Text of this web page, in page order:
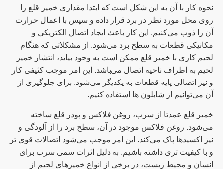
نحوه کار با آن به این شکل است که ابتدا مقداری خمیر قلع را
روی محل مورد نظر در برد قرار داده و سپس با اعمال حرارت
آن را ذوب می‌کنیم. این کار باعث ایجاد اتصال الکتریکی و
مکانیکی قطعات به سطح برد می‌شود. از مشکلاتی که هنگام
لحیم کاری با خمیر قلع ممکن است به وجود بیاید، انتشار خمیر
لحیم به اطراف ناحیه اتصال می‌باشد. این امر موجب کثیفی کار
و نیز اتصالی پایه قطعات به یکدیگر می‌شود. برای جلوگیری از
آن می‌توانیم از شابلون ها استفاده کنیم.
خمیر قلع عمدتا از سرب، روغن فلاکس و پودر قلع ساخته
می‌شود. روغن فلاکس موجود در آن، سطح برد را از آلودگی و
نیز اکسیدها پاک می‌کند. این امر موجب می‌شود اتصالات قوی تر
و با کیفیت تری داشته باشیم. به دلیل اثرات سمی سرب برای
انسان و محیط زیست، در برخی از انواع خمیرهای لحیم از